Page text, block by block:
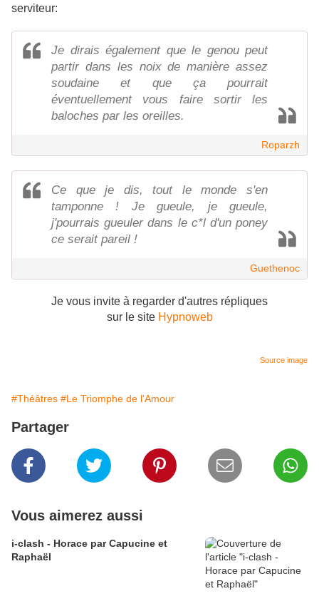
serviteur:
Je dirais également que le genou peut
partir dans les noix de manière assez
soudaine et que ça pourrait
éventuellement vous faire sortir les
baloches par les oreilles.
Roparzh
Ce que je dis, tout le monde s'en
tamponne ! Je gueule, je gueule,
j'pourrais gueuler dans le c*l d'un poney
ce serait pareil !
Guethenoc
Je vous invite à regarder d'autres répliques
sur le site Hypnoweb
Source image
#Théâtres #Le Triomphe de l'Amour
Partager
Vous aimerez aussi
i-clash - Horace par Capucine et
Raphaël